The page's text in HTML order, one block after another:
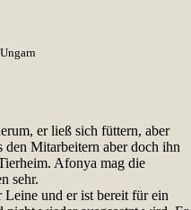
er ließ sich füttern, aber
Mitarbeitern aber doch ihn
Afonya mag die
sehr.
Leine und er ist bereit für ein